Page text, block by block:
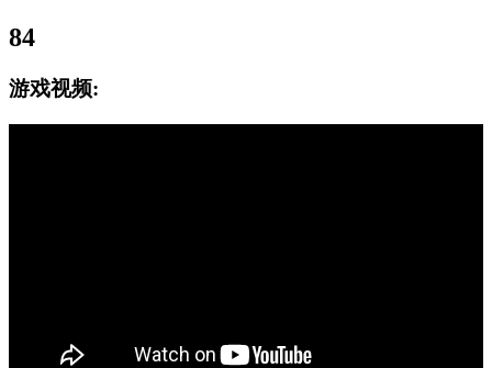
84
游戏视频: